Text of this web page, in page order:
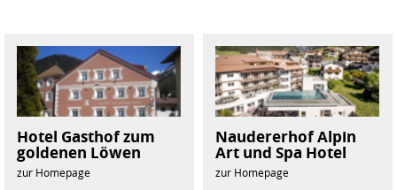
Hotel Gasthof zum
goldenen Löwen
zur Homepage
Naudererhof Alpin
Art und Spa Hotel
zur Homepage